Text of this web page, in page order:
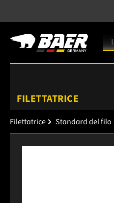
FILETTATRICE
Filettatrice Standard del filo